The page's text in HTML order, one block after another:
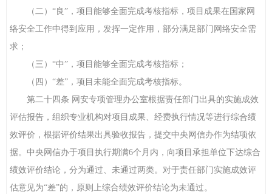
（二）“良”，项目能够全面完成考核指标，项目成果在国家网
络安全工作中得到应用，发挥一定作用，部分满足部门网络安全需
求；
（三）“中”，项目能够全面完成考核指标；
（四）“差”，项目未能全面完成考核指标。
第二十四条 网安专项管理办公室根据责任部门出具的实施成效
评估报告，组织专业机构对项目成果、经费执行情况等进行综合绩
效评价，根据评价结果出具验收报告，提交中央网信办作为结项依
据。中央网信办于项目执行期满6个月内，向项目承担单位下达综合
绩效评价结论，分为通过、未通过两类。对于责任部门实施成效评
估意见为“差”的，原则上综合绩效评价结论为未通过。